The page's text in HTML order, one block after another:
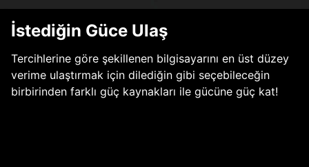
İstediğin Güce Ulaş
Tercihlerine göre şekillenen bilgisayarını en üst düzey
verime ulaştırmak için dilediğin gibi seçebileceğin
birbirinden farklı güç kaynakları ile gücüne güç kat!